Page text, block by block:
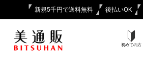
新規5千円で送料無料 後払いOK
初めての方